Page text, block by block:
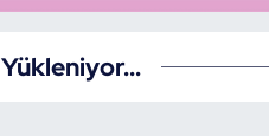
Yükleniyor...